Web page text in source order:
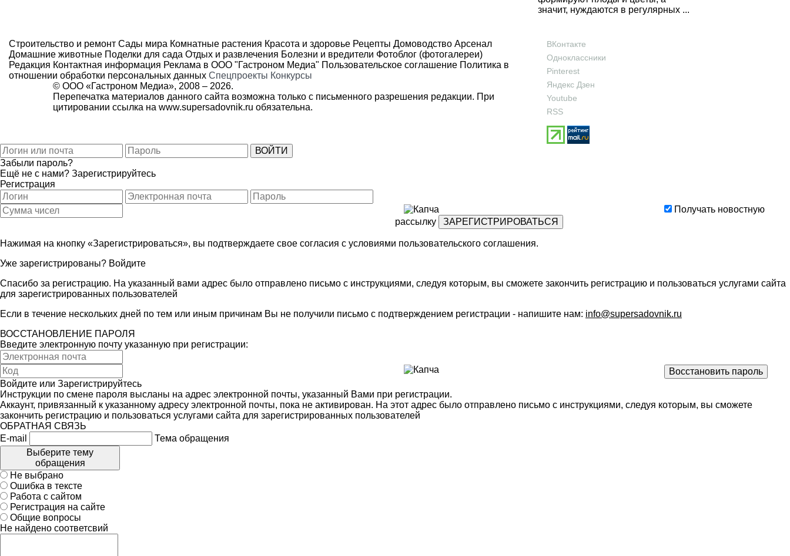
значит, нуждаются в регулярных ...
Строительство и ремонт Сады мира Комнатные растения Красота и здоровье Рецепты Домоводство Арсенал
Домашние животные Поделки для сада Отдых и развлечения Болезни и вредители Фотоблог (фотогалереи)
Редакция Контактная информация Реклама в ООО "Гастроном Медиа" Пользовательское соглашение Политика в
отношении обработки персональных данных Спецпроекты Конкурсы
© ООО «Гастроном Медиа», 2008 – 2026.
Перепечатка материалов данного сайта возможна только с письменного разрешения редакции. При
цитировании ссылка на www.supersadovnik.ru обязательна.
ВКонтакте
Одноклассники
Pinterest
Яндекс Дзен
Youtube
RSS
Забыли пароль?
Ещё не с нами? Зарегистрируйтесь
Регистрация
Получать новостную
рассылку
Нажимая на кнопку «Зарегистрироваться», вы подтверждаете свое согласия с условиями пользовательского соглашения.
Уже зарегистрированы? Войдите
Спасибо за регистрацию. На указанный вами адрес было отправлено письмо с инструкциями, следуя которым, вы сможете закончить регистрацию и пользоваться услугами сайта
для зарегистрированных пользователей
Если в течение нескольких дней по тем или иным причинам Вы не получили письмо с подтверждением регистрации - напишите нам: info@supersadovnik.ru
ВОССТАНОВЛЕНИЕ ПАРОЛЯ
Введите электронную почту указанную при регистрации:
Войдите или Зарегистрируйтесь
Инструкции по смене пароля высланы на адрес электронной почты, указанный Вами при регистрации.
Аккаунт, привязанный к указанному адресу электронной почты, пока не активирован. На этот адрес было отправлено письмо с инструкциями, следуя которым, вы сможете
закончить регистрацию и пользоваться услугами сайта для зарегистрированных пользователей
ОБРАТНАЯ СВЯЗЬ
E-mail
Тема обращения
Выберите тему
обращения
Не выбрано
Ошибка в тексте
Работа с сайтом
Регистрация на сайте
Общие вопросы
Не найдено соответсвий